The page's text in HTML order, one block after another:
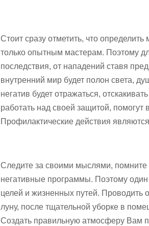
Стоит сразу отметить, что
только опытным мастерам. Поэтому
последствия, от нападений ставя
внутренний мир будет полон света,
негатив будет отражаться,
работать над своей защитой, помогут
Профилактические действия
Следите за своими мыслями, помните
негативные программы. Поэтому
целей и жизненных путей. Проводить
луну, после тщательной уборке в
Создать правильную атмосферу Вам